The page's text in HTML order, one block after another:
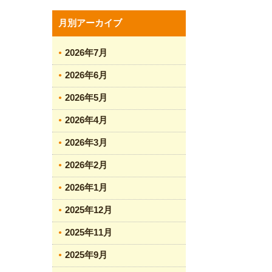
月別アーカイブ
2026年7月
2026年6月
2026年5月
2026年4月
2026年3月
2026年2月
2026年1月
2025年12月
2025年11月
2025年9月